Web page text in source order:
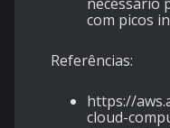
com picos
Referências:
https://
cloud-